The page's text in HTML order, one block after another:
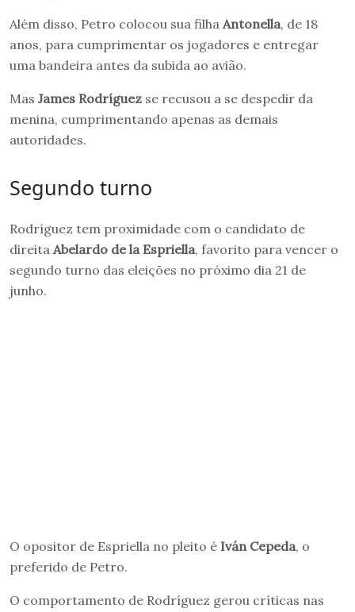
Além disso, Petro colocou sua filha Antonella, de 18
anos, para cumprimentar os jogadores e entregar
uma bandeira antes da subida ao avião.
Mas James Rodríguez se recusou a se despedir da
menina, cumprimentando apenas as demais
autoridades.
Segundo turno
Rodríguez tem proximidade com o candidato de
direita Abelardo de la Espriella, favorito para vencer o
segundo turno das eleições no próximo dia 21 de
junho.
O opositor de Espriella no pleito é Iván Cepeda, o
preferido de Petro.
O comportamento de Rodríguez gerou críticas nas